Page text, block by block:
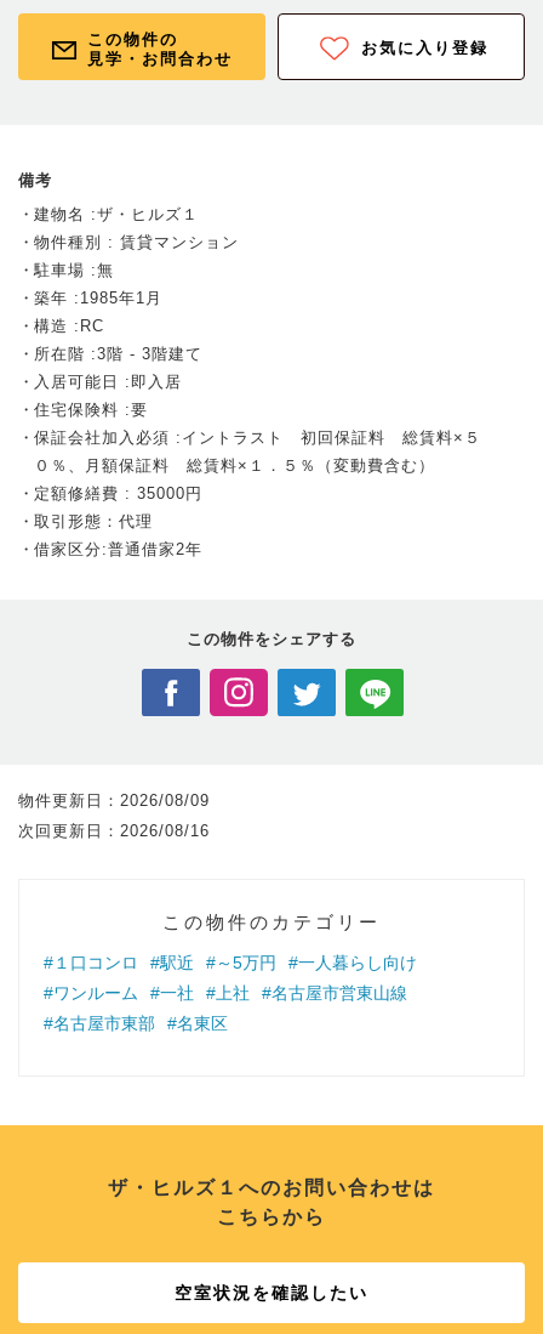
この物件の
見学・お問合わせ
お気に入り登録
備考
建物名 :ザ・ヒルズ１
物件種別 : 賃貸マンション
駐車場 :無
築年 :1985年1月
構造 :RC
所在階 :3階 - 3階建て
入居可能日 :即入居
住宅保険料 :要
保証会社加入必須 :イントラスト 初回保証料 総賃料×５
０％、月額保証料 総賃料×１．５％（変動費含む）
定額修繕費 : 35000円
取引形態：代理
借家区分:普通借家2年
この物件をシェアする
物件更新日： 2026/08/09
次回更新日： 2026/08/16
この物件のカテゴリー
#１口コンロ #駅近 #～5万円
#一人暮らし向け
#ワンルーム
#一社 #上社
#名古屋市営東山線
#名古屋市東部
#名東区
ザ・ヒルズ１へのお問い合わせは
こちらから
空室状況を確認したい